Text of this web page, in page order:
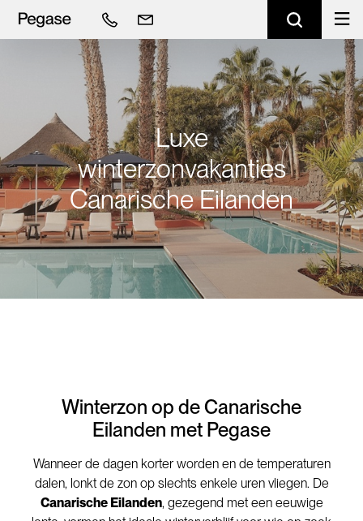
Luxe
winterzonvakanties
Canarische Eilanden
Winterzon op de Canarische
Eilanden met Pegase
Wanneer de dagen korter worden en de temperaturen
dalen, lonkt de zon op slechts enkele uren vliegen. De
Canarische Eilanden, gezegend met een eeuwige